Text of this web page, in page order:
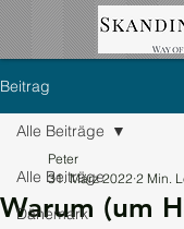
Beitrag
Alle Beiträge
Dänemark
Alle Beiträge
Warum (um
Peter
31. März 2022 2 Min.